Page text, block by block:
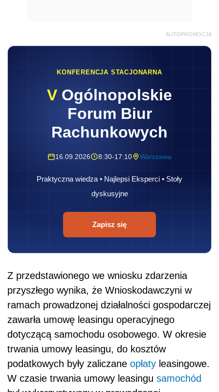
AUTOPROMOCJA
KONFERENCJA STACJONARNA
V Ogólnopolskie
Forum Biur
Rachunkowych
16.09.2026 8:30-17:10 Warszawa
Praktyczna wiedza • Najlepsi Eksperci • Stoły
dyskusyjne
Zapisz się
Z przedstawionego we wniosku zdarzenia
przyszłego wynika, że Wnioskodawczyni w
ramach prowadzonej działalności gospodarczej
zawarła umowę leasingu operacyjnego
dotyczącą samochodu osobowego. W okresie
trwania umowy leasingu, do kosztów
podatkowych były zaliczane opłaty leasingowe.
W czasie trwania umowy leasingu samochód